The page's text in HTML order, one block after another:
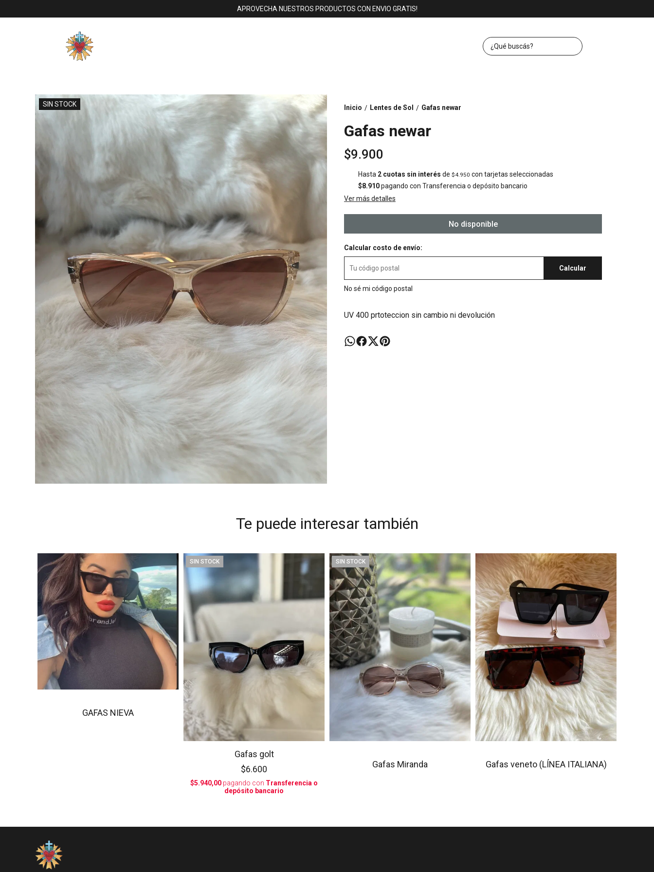
APROVECHA NUESTROS PRODUCTOS CON ENVIO GRATIS!
SIN STOCK Inicio / Lentes de Sol / Gafas newar
Gafas newar
$9.900
Hasta 2 cuotas sin interés de $4.950 con tarjetas seleccionadas
$8.910pagando con Transferencia o depósito bancario
Ver más detalles
No disponible
Calcular costo de envío:
Calcular
No sé mi código postal
UV 400 prtoteccion sin cambio ni devolución
Te puede interesar también
GAFAS NIEVA
SIN STOCK
Gafas golt
$6.600
$5.940,00 pagando con Transferencia o
depósito bancario
SIN STOCK
Gafas Miranda Gafas veneto (LÍNEA ITALIANA)